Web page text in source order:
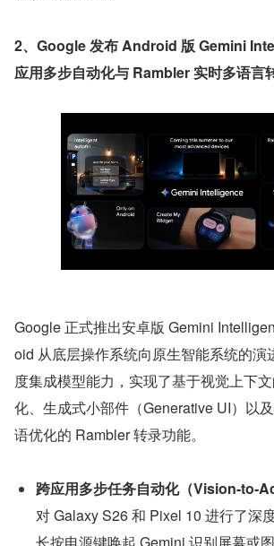
2、Google 发布 Android 版 Gemini
应用多步自动化与 Rambler 实时多语言
Google 正式推出安卓版 Gemini
oid 从底层操作系统向原生智能系统的演
度集成模型能力，实现了基于视觉上下
化、生成式小部件（Generative UI）以
语优化的 Rambler 转录功能。
跨应用多步任务自动化（Vision-to-
对 Galaxy S26 和 Pixel 10 进行了深